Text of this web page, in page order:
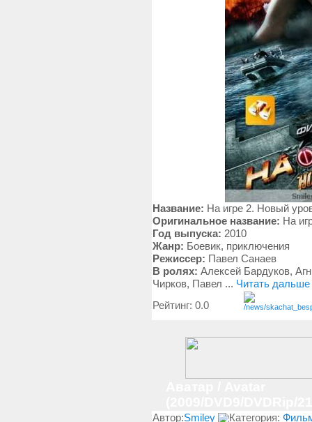
Название: На игре 2. Новый
Оригинальное название: На
Год выпуска: 2010
Жанр: Боевик, приключения
Режиссер: Павел Санаев
В ролях: Алексей Бардуков,
Чирков, Павел ... Читать дальше
Рейтинг: 0.0
Автор:Smiley Категория: